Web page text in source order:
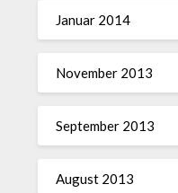
Januar 2014
November 2013
September 2013
August 2013